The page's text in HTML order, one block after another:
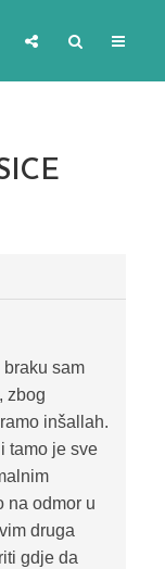
braku sam
zbog
inšallah.
tamo je sve
na odmor u
druga
gdje da